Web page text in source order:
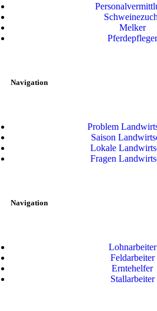
Melker
Pferdepfleger
Navigation
Problem
Saison
Lokale
Fragen
Navigation
Lohnarbeiter
Feldarbeiter
Erntehelfer
Stallarbeiter